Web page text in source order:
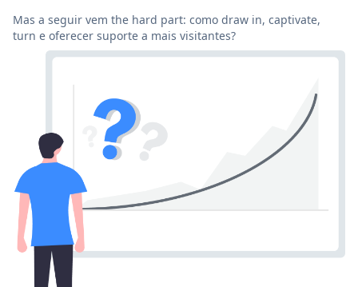
Mas a seguir vem the hard part: como draw in, captivate,
turn e oferecer suporte a mais visitantes?